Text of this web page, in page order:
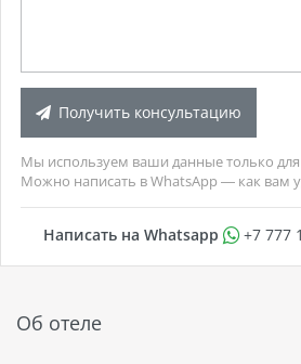
Получить консультацию
Мы используем ваши данные только для
Можно написать в WhatsApp — как вам
Написать на Whatsapp +7 777
Об отеле